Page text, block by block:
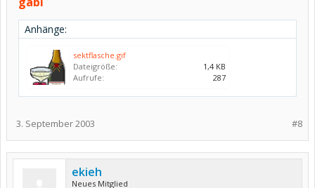
Anhänge:
sektflasche.gif
Dateigröße:
1,4 KB
Aufrufe:
287
#8
3. September 2003
ekieh
Neues Mitglied